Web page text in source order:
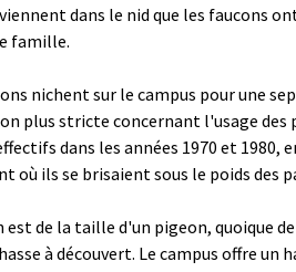
dans le nid que les faucons
famille.
nichent sur le campus pour une
plus stricte concernant l'usage des
dans les années 1970 et
où ils se brisaient sous le poids des
est de la taille d'un pigeon, quoique
à découvert. Le campus offre un